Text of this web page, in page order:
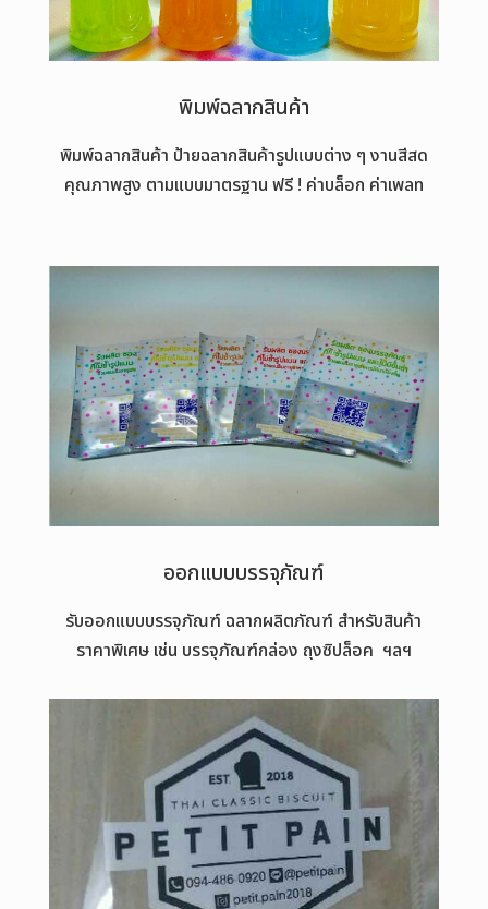
พิมพ์ฉลากสินค้า
พิมพ์ฉลากสินค้า ป้ายฉลากสินค้ารูปแบบต่าง ๆ งานสีสด
คุณภาพสูง ตามแบบมาตรฐาน ฟรี ! ค่าบล็อก ค่าเพลท
ออกแบบบรรจุภัณฑ์
รับออกแบบบรรจุภัณฑ์ ฉลากผลิตภัณฑ์ สำหรับสินค้า
ราคาพิเศษ เช่น บรรจุภัณฑ์กล่อง ถุงซิปล็อค ฯลฯ